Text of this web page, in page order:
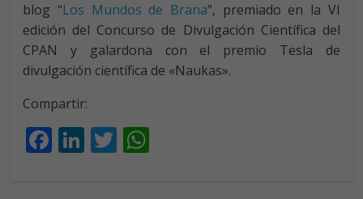
blog “Los Mundos de Brana”, premiado en la VI
edición del Concurso de Divulgación Científica del
CPAN y galardona con el premio Tesla de
divulgación científica de «Naukas».
Compartir:
F Li T